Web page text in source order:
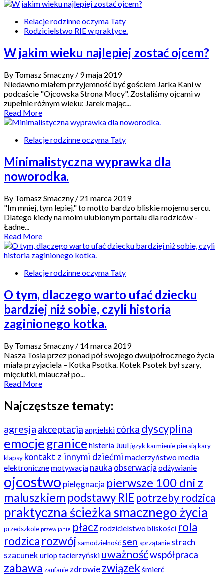
Relacje rodzinne oczyma Taty
Rodzicielstwo RIE w praktyce.
W jakim wieku najlepiej zostać ojcem?
By Tomasz Smaczny / 9 maja 2019
Niedawno miałem przyjemność być gościem Jarka Kani w
podcaście "Ojcowska Strona Mocy". Zostaliśmy ojcami w
zupełnie różnym wieku: Jarek mając...
Read More
Relacje rodzinne oczyma Taty
Minimalistyczna wyprawka dla
noworodka.
By Tomasz Smaczny / 21 marca 2019
"Im mniej, tym lepiej." to motto bardzo bliskie mojemu sercu.
Dlatego kiedy na moim ulubionym portalu dla rodziców -
Ładne...
Read More
Relacje rodzinne oczyma Taty
O tym, dlaczego warto ufać dziecku
bardziej niż sobie, czyli historia
zaginionego kotka.
By Tomasz Smaczny / 14 marca 2019
Nasza Tosia przez ponad pół swojego dwuipółrocznego życia
miała przyjaciela – Kotka Psotka. Kotek Psotek był szary,
mięciutki, miauczał po...
Read More
Najczęstsze tematy:
agresja akceptacja angielski córka dyscyplina
emocjegranicehisteria Juuljęzykkarmienie piersią kary
klapsy kontakt z innymi dziećmi macierzyństwo media
elektronicznemotywacja nauka obserwacja odżywianie
ojcostwo pielęgnacja pierwsze 100 dni z
maluszkiem podstawy RIE potrzeby rodzica
praktyczna ścieżka smacznego życia
przedszkole przewijanie płacz rodzicielstwo bliskości rola
rodzica rozwój samodzielność sen sprzątanie strach
szacunek urlop tacierzyński uważnośćwspółpraca
zabawa zaufaniezdrowiezwiązekśmierć